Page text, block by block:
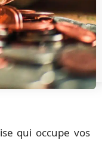
qui occupe vos